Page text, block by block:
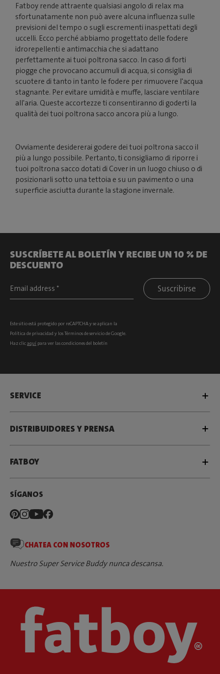
Fatboy rende attraente qualsiasi angolo di relax ma
sfortunatamente non può avere alcuna influenza sulle
previsioni del tempo o sugli escrementi inaspettati degli
uccelli. Ecco perché abbiamo progettato delle fodere
idrorepellenti e antimacchia che si adattano
perfettamente ai tuoi poltrona sacco. In caso di forti
piogge che provocano accumuli di acqua, si consiglia di
scuotere di tanto in tanto le fodere per rimuovere l'acqua
stagnante. Per evitare umidità e muffe, lasciare ventilare
all'aria. Queste accortezze ti consentiranno di goderti la
qualità dei tuoi poltrona sacco ancora più a lungo.
Ovviamente desidererai godere dei tuoi poltrona sacco il
più a lungo possibile. Pertanto, ti consigliamo di riporre i
tuoi poltrona sacco dotati di Cover in un luogo chiuso o di
posizionarli sotto una tettoia e su un pavimento o una
superficie asciutta durante la stagione invernale.
SUSCRÍBETE AL BOLETÍN Y RECIBE UN 10 % DE
DESCUENTO
Suscribirse
Este sitio está protegido por reCAPTCHA y se aplican la
Política de privacidad y losTérminos de serviciode Google.
Haz clicaquí para ver las condiciones del boletín
SERVICE
DISTRIBUIDORES Y PRENSA
FATBOY
SÍGANOS
CHATEA CON NOSOTROS
Nuestro Super Service Buddy nunca descansa.